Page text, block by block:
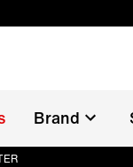
Brand